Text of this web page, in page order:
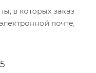
в которых заказ
почте,